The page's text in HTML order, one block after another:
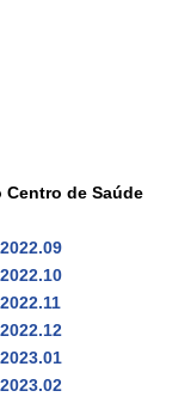
Centro de Saúde